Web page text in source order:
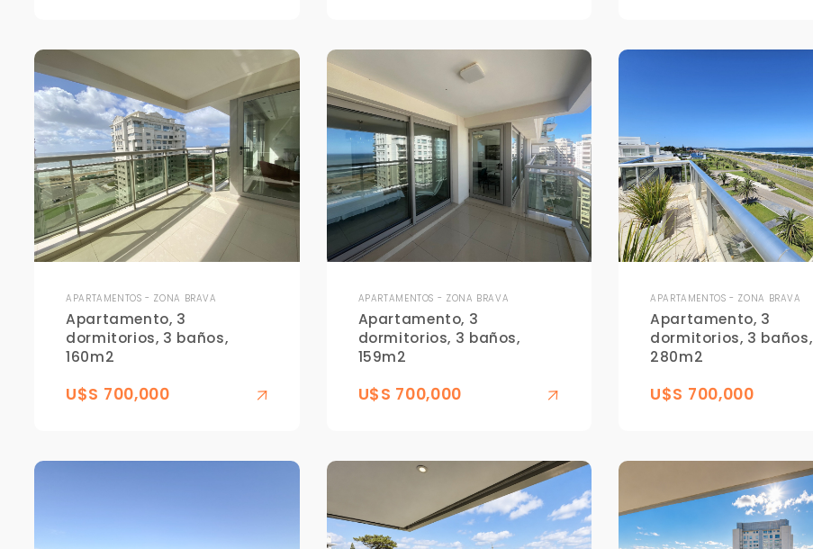
APARTAMENTOS - ZONA BRAVA
Apartamento, 3
dormitorios, 3 baños,
160m2
U$S 700,000
APARTAMENTOS - ZONA BRAVA
Apartamento, 3
dormitorios, 3 baños,
159m2
U$S 700,000
APARTAMENTOS - ZONA BRAVA
Apartamento, 3
dormitorios, 3 baños,
280m2
U$S 700,000
ni enviamos spam.
Continuar por WhatsApp
Cancelar
Buscamos darte la mejor experiencia.
Con estos datos podemos responderte mejor y más rápido.